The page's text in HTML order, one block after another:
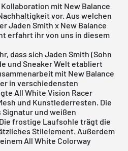
mit New Balance
vor. Aus welchen
Jaden Smith x New Balance
erfahrt ihr von uns in diesem
dass sich Jaden Smith (Sohn
und Sneaker Welt etabliert
mit New Balance
in verschiedensten
All White Vision Racer
und Kunstlederresten. Die
und weißen
frostige Laufsohle trägt die
Stilelement. Außerdem
All White Colorway